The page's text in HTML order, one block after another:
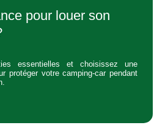
pour louer son
essentielles et choisissez une
protéger votre camping-car pendant